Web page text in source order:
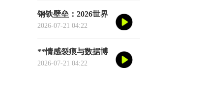
钢铁壁垒：2026世界
杯小组赛防守体系的
2026-07-21 04:22
**情感裂痕与数据博
弈：2026世界杯舆论
2026-07-21 04:22